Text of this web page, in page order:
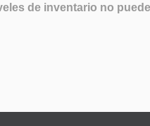
de inventario no